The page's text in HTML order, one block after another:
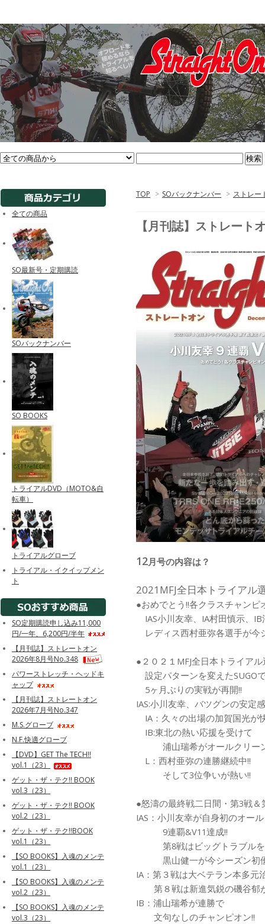
TOP > SOバックナンバー > ストレー
【月刊誌】ストレート
12月号の内容は？
2021MFJ全日本トライアル
●おめでとう!!各クラスチャンピ
IAS小川友幸、IA村田慎示、IB
レディス西村亜弥各選手が今
●２０２１MFJ全日本トライア
設定パターンを変えたSUGO
5ヶ月ぶりの実戦が再開!!
IAS:小川友幸、バツグンの安定感
IA：久々の出場の加賀国光が
IB:東北の熱い応援を受けて
浦山瑞希がオールクリー
L：西村亜弥の連勝継続中!!
そして3位争いが熱い!!
●怒濤の最終戦二日間・第3戦＆
IAS：小川友幸が自身初のオー
9連覇&V11達成!!
第8戦はビッグトラブルを
黒山健一が今シーズン初
IA：第３戦は大ベテラン本多元
第８戦は新進気鋭の磯谷郁
IB：浦山瑞希が連勝で
文句なしのチャンピオン!!
全ての商品
SO最新号・定期購読
SOバックナンバー
SO BOOKS
トライアルDVD（MOTO&自
転車）
トライアルグローブ
トライアル・イクイップメン
ト
SO定期購読申し込み11,000
円/一年、6,200円/半年
【月刊誌】ストレートオン
2026年8月号No.348
パワーストレッチ・ヘッドキ
ャップ
【月刊誌】ストレートオン
2026年7月号No.347
M.S.グローブ
N.F.快適グローブ
【DVD】GET The TECH!!
vol.1（23）
ゲット・ザ・テク!! BOOK
vol.3（23）
ゲット・ザ・テク!! BOOK
vol.2（23）
ゲット・ザ・テク!!BOOK
vol.1（23）
【SO BOOKS】入魂のメンテ
vol.1（23）
【SO BOOKS】入魂のメンテ
vol.2（23）
【SO BOOKS】入魂のメンテ
vol.3（23）